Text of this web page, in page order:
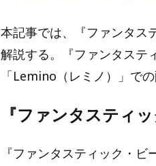
本記事では、『ファンタス
解説する。『ファンタステ
「Lemino（レミノ）」で
『ファンタスティ
『ファンタスティック・